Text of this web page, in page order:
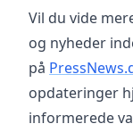
Vil du vide
og nyheder
på
opdateringer
informerede